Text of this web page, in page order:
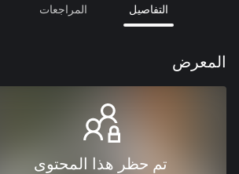
التفاصيل المراجعات
المعرض
تم حظر هذا المحتوى